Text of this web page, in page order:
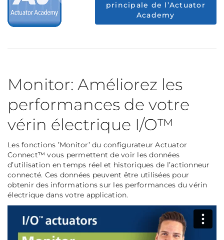
principale de l’Actuator
Academy
Monitor: Améliorez les
performances de votre
vérin électrique I/O™
Les fonctions ’Monitor’ du configurateur Actuator
Connect™ vous permettent de voir les données
d’utilisation en temps réel et historiques de l’actionneur
connecté. Ces données peuvent être utilisées pour
obtenir des informations sur les performances du vérin
électrique dans votre application.